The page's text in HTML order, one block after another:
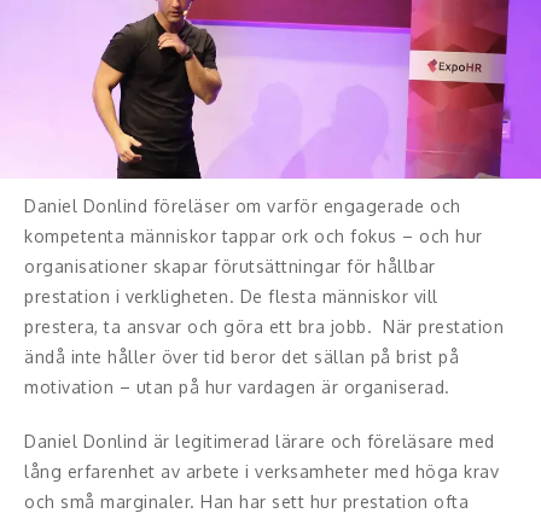
Radio och TV-profiler
Underhållning och event
Ljus och belysning
Komiker
Konst
Middagsunderhållning
Musiker
Daniel Donlind föreläser om varför engagerade och
kompetenta människor tappar ork och fokus – och hur
organisationer skapar förutsättningar för hållbar
prestation i verkligheten. De flesta människor vill
prestera, ta ansvar och göra ett bra jobb. När prestation
ändå inte håller över tid beror det sällan på brist på
motivation – utan på hur vardagen är organiserad.
Daniel Donlind är legitimerad lärare och föreläsare med
lång erfarenhet av arbete i verksamheter med höga krav
och små marginaler. Han har sett hur prestation ofta